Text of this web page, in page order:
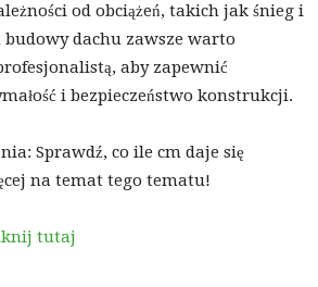
od obciążeń, takich jak śnieg i
dachu zawsze warto
aby zapewnić
i bezpieczeństwo konstrukcji.
Sprawdź, co ile cm daje się
na temat tego tematu!
tutaj